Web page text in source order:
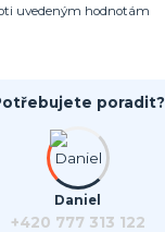
uvedeným hodnotám
poradit?
Daniel
+420 777 313 122